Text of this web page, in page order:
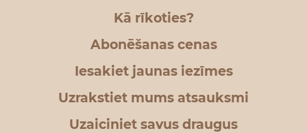
Kā rīkoties?
Abonēšanas cenas
Iesakiet jaunas iezīmes
Uzrakstiet mums atsauksmi
Uzaiciniet savus draugus